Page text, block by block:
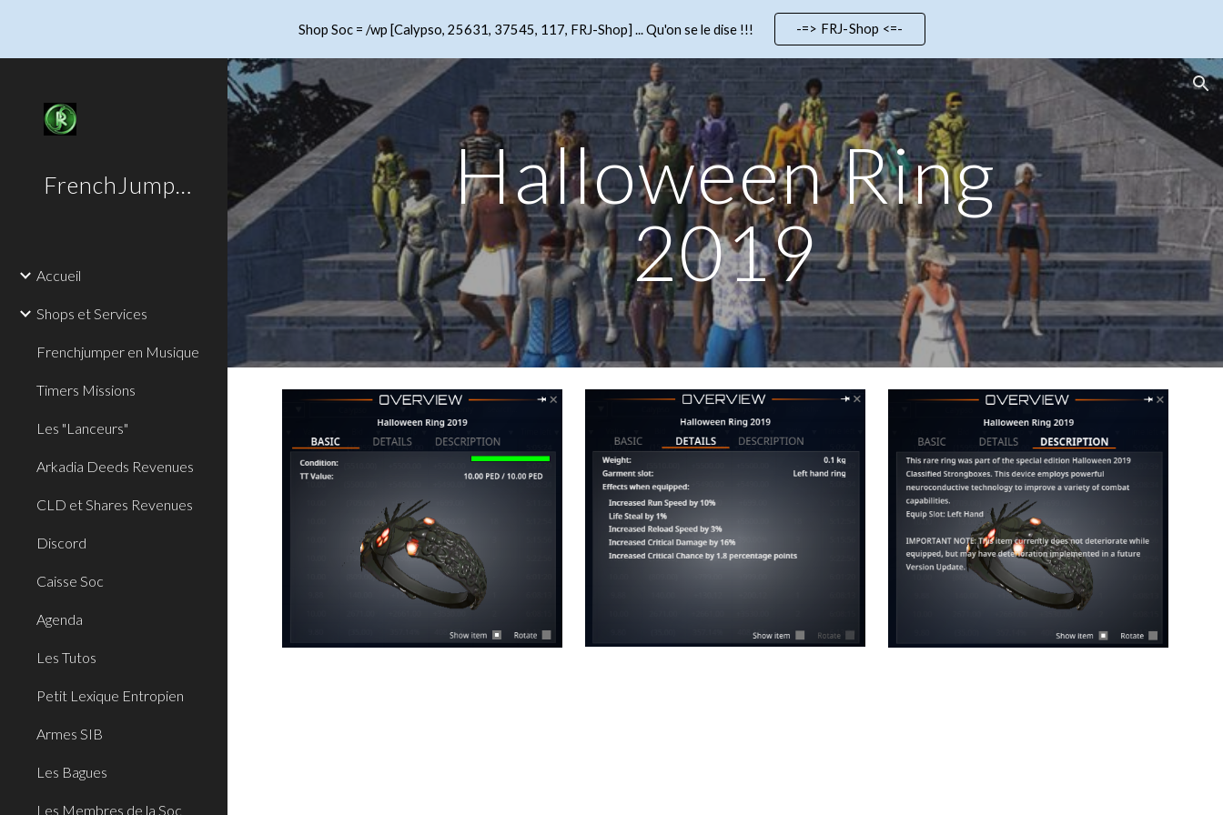
Skip to main content Skip to navigation
Shop Soc = /wp [Calypso, 25631, 37545, 117, FRJ-Shop] ... Qu'on se le dise !!! -=> FRJ-Shop <=-
FrenchJumper
Accueil
Shops et Services
Frenchjumper en Musique
Timers Missions
Les "Lanceurs"
Arkadia Deeds Revenues
CLD et Shares Revenues
Discord
Caisse Soc
Agenda
Les Tutos
Petit Lexique Entropien
Armes SIB
Les Bagues
Les Membres de la Soc
Halloween Ring
2019